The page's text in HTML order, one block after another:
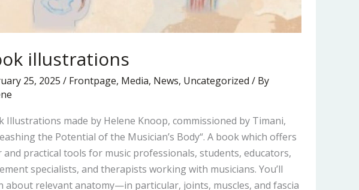
illustrations
25, 2025 / Frontpage, Media, News, Uncategorized / By
Illustrations made by Helene Knoop, commissioned by Timani,
the Potential of the Musician’s Body“. A book which offers
and practical tools for music professionals, students, educators,
specialists, and therapists working with musicians. You’ll
about relevant anatomy—in particular, joints, muscles, and fascia